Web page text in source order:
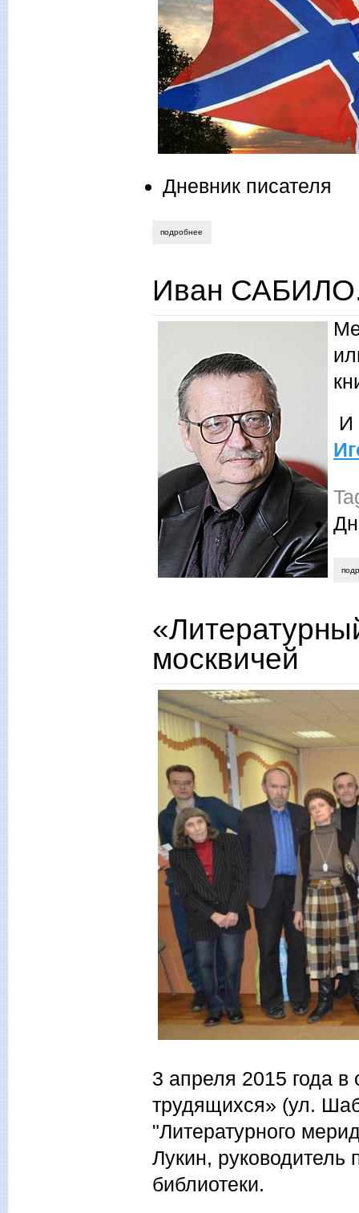
Дневник писателя
подробнее
Иван
И
москвичей
3 апреля 2015 года
трудящихся» (ул.
"Литературного
Лукин, руководитель
библиотеки.